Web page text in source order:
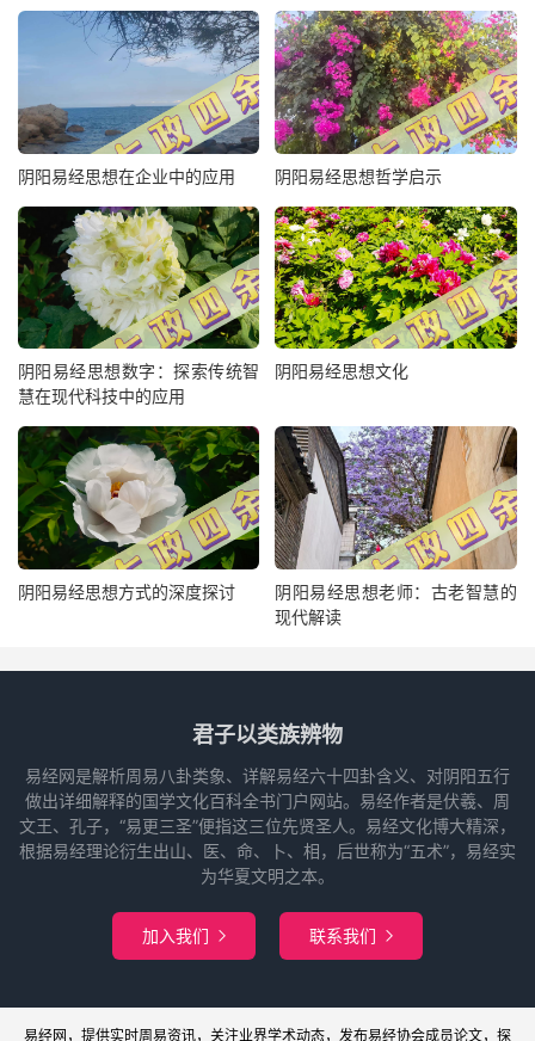
阴阳易经思想在企业中的应用 阴阳易经思想哲学启示
阴阳易经思想数字：探索传统智
慧在现代科技中的应用
阴阳易经思想文化
阴阳易经思想方式的深度探讨
阴阳易经思想老师：古老智慧的
现代解读
君子以类族辨物
易经网是解析周易八卦类象、详解易经六十四卦含义、对阴阳五行
做出详细解释的国学文化百科全书门户网站。易经作者是伏羲、周
文王、孔子，“易更三圣”便指这三位先贤圣人。易经文化博大精深，
根据易经理论衍生出山、医、命、卜、相，后世称为“五术”，易经实
为华夏文明之本。
加入我们  联系我们 
易经网 ，提供实时周易资讯，关注业界学术动态，发布易经协会成员论文，探